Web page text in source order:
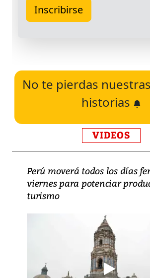
No te pierdas
historias
VIDEOS
Perú moverá todos los días
viernes para potenciar
turismo